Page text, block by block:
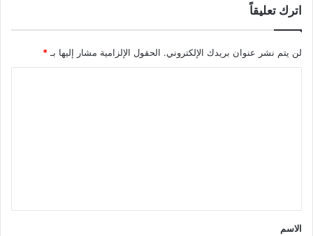
اترك تعليقاً
لن يتم نشر عنوان بريدك الإلكتروني. الحقول الإلزامية مشار إليها بـ *
*
الاسم